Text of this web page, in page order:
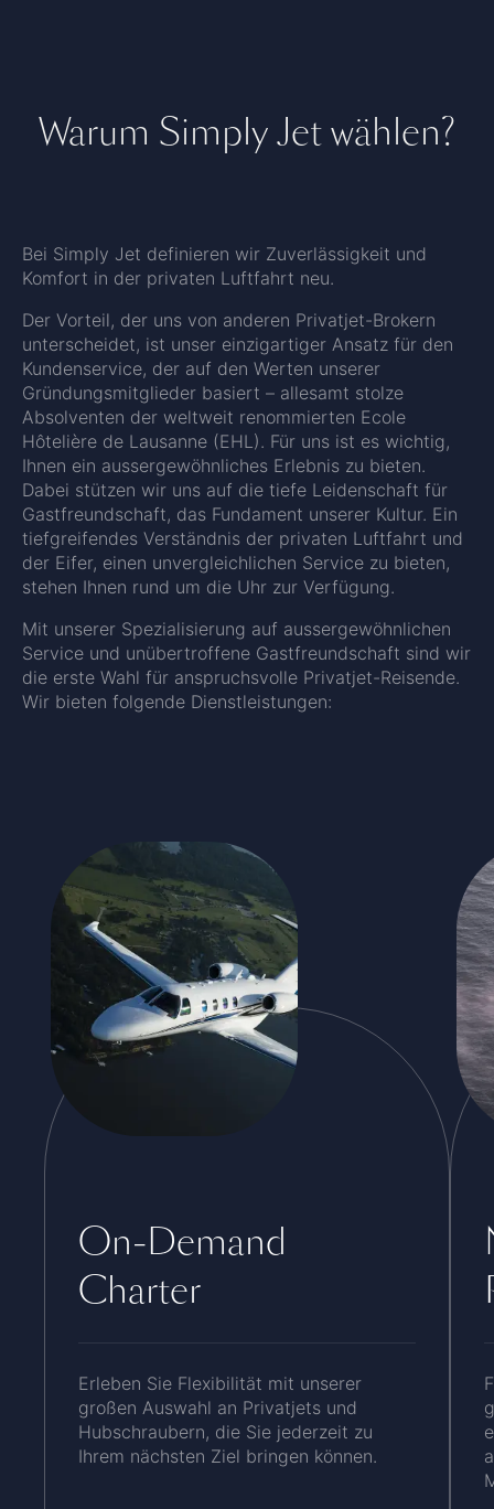
Warum Simply Jet wählen?
Bei Simply Jet definieren wir Zuverlässigkeit und
Komfort in der privaten Luftfahrt neu.
Der Vorteil, der uns von anderen Privatjet-Brokern
unterscheidet, ist unser einzigartiger Ansatz für den
Kundenservice, der auf den Werten unserer
Gründungsmitglieder basiert – allesamt stolze
Absolventen der weltweit renommierten Ecole
Hôtelière de Lausanne (EHL). Für uns ist es wichtig,
Ihnen ein aussergewöhnliches Erlebnis zu bieten.
Dabei stützen wir uns auf die tiefe Leidenschaft für
Gastfreundschaft, das Fundament unserer Kultur. Ein
tiefgreifendes Verständnis der privaten Luftfahrt und
der Eifer, einen unvergleichlichen Service zu bieten,
stehen Ihnen rund um die Uhr zur Verfügung.
Mit unserer Spezialisierung auf aussergewöhnlichen
Service und unübertroffene Gastfreundschaft sind wir
die erste Wahl für anspruchsvolle Privatjet-Reisende.
Wir bieten folgende Dienstleistungen:
On-Demand
Charter
Erleben Sie Flexibilität mit unserer
großen Auswahl an Privatjets und
Hubschraubern, die Sie jederzeit zu
Ihrem nächsten Ziel bringen können.